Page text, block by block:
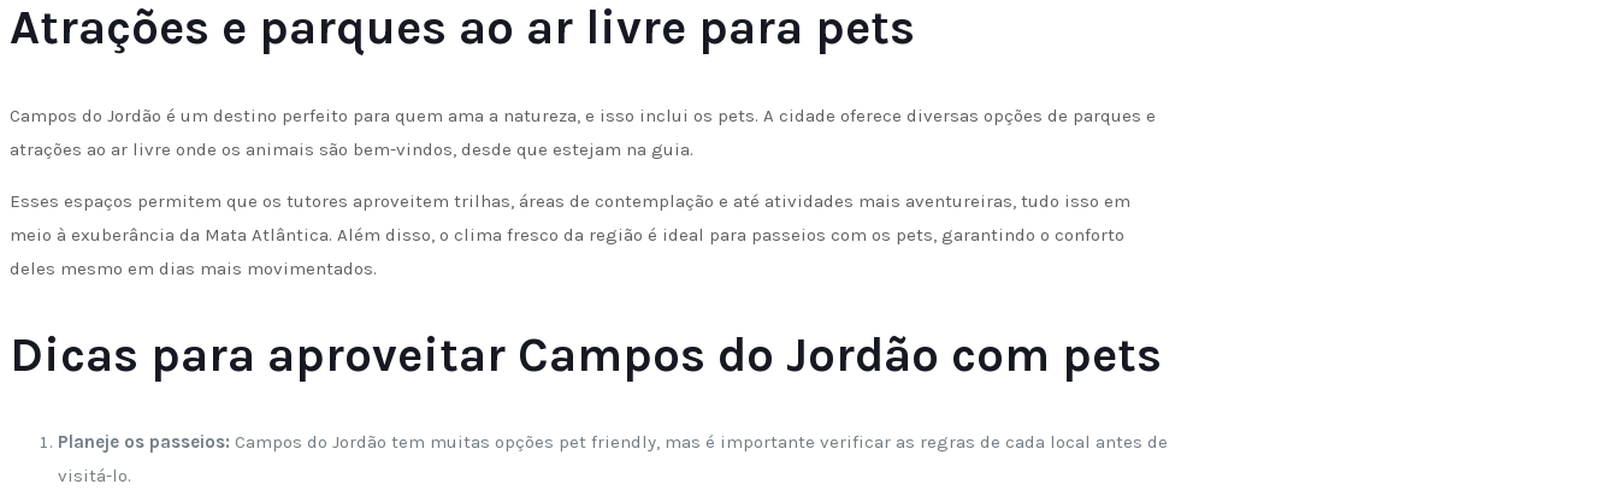
Atrações e parques ao ar livre para pets
Campos do Jordão é um destino perfeito para quem ama a natureza, e isso inclui os pets. A cidade oferece diversas opções de parques e
atrações ao ar livre onde os animais são bem-vindos, desde que estejam na guia.
Esses espaços permitem que os tutores aproveitem trilhas, áreas de contemplação e até atividades mais aventureiras, tudo isso em
meio à exuberância da Mata Atlântica. Além disso, o clima fresco da região é ideal para passeios com os pets, garantindo o conforto
deles mesmo em dias mais movimentados.
Dicas para aproveitar Campos do Jordão com pets
Planeje os passeios: Campos do Jordão tem muitas opções pet friendly, mas é importante verificar as regras de cada local antes de
visitá-lo.